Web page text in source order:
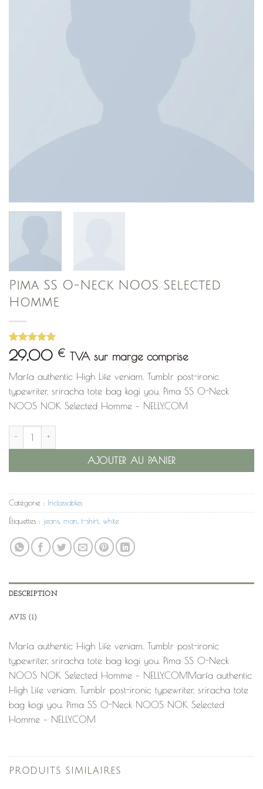
Pima SS O-Neck NOOS Selected
Homme
Noté5sur
5 basé sur
1
client
29,00 € TVA sur marge comprise
Marfa authentic High Life veniam. Tumblr post-ironic
typewriter, sriracha tote bag kogi you. Pima SS O-Neck
NOOS NOK Selected Homme – NELLY.COM
quantité de Pima SS O-Neck NOOS Selected Homme
AJOUTER AU PANIER
Catégorie : Inclassables
Étiquettes : jeans man t-shirt white
DESCRIPTION
AVIS (1)
Marfa authentic High Life veniam. Tumblr post-ironic
typewriter, sriracha tote bag kogi you. Pima SS O-Neck
NOOS NOK Selected Homme – NELLY.COMMarfa authentic
High Life veniam. Tumblr post-ironic typewriter, sriracha tote
bag kogi you. Pima SS O-Neck NOOS NOK Selected
Homme – NELLY.COM
PRODUITS SIMILAIRES